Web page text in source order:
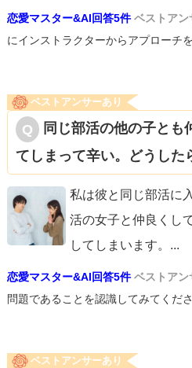
恋愛マスター&AI回答5件 ベストアン
にインストラクターからアプローチ
ベストアンサーあり
同じ部活の他の子とも
てしまって辛い。どうした
私は彼と同じ部活に
活の女子と仲良くし
してしまいます。 ...
恋愛マスター&AI回答5件 ベストアン
問題であることを認識してみてくだ
ベストアンサーあり